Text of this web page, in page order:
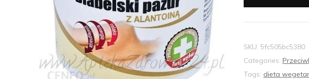
SKU: 5fc505bc5380
Categories:
Tags: dieta